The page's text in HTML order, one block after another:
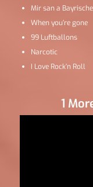
Mir san a
When you’re gone
99 Luftballons
Narcotic
I Love Rock’n Roll
1